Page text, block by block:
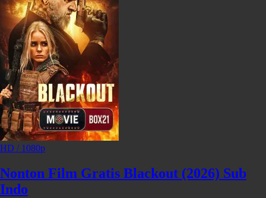
HD / 1080p
Nonton Film Gratis Blackout (2026) Sub
Indo